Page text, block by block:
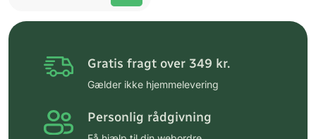
Gratis fragt over 349 kr.
Gælder ikke hjemmelevering
Personlig rådgivning